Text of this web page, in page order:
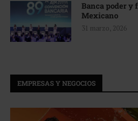
Banca poder y
Mexicano
31 marzo, 2026
EMPRESAS Y NEGOCIOS